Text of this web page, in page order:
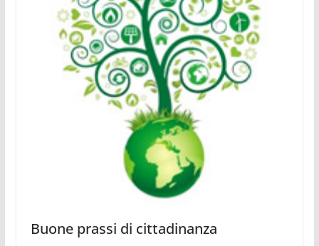
Buone prassi di cittadinanza